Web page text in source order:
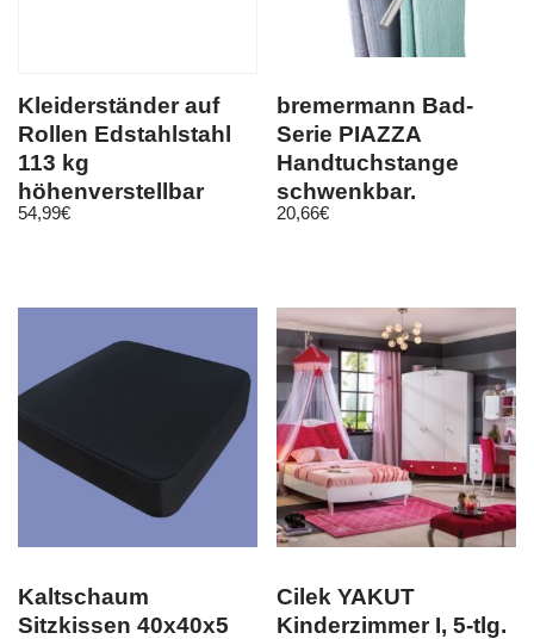
Kleiderständer auf
Rollen Edstahlstahl
113 kg
höhenverstellbar
zusammenklappbar
54,99€
bremermann Bad-
Serie PIAZZA
Handtuchstange
schwenkbar,
Edelstahl matt
20,66€
Kaltschaum
Sitzkissen 40x40x5
Cilek YAKUT
Kinderzimmer I, 5-tlg.